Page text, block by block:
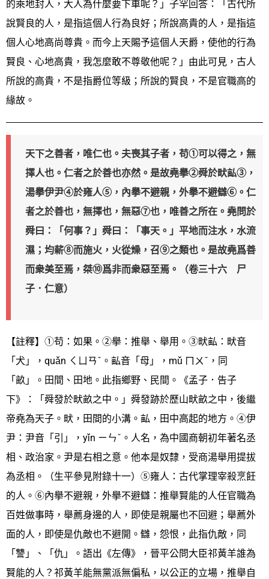
的乘地封人，大人為什麼要下車呢？」子罕回答：「古代所
說賢良的人，是指這個人行為良好；所說高貴的人，是指這
個人心地高尚尊貴。而今上天賜予這個人天爵，使他的行為
賢良、心地高貴，我怎麼敢不尊敬他呢？」由此可見，古人
所說的高貴，不是指爵位等級；所說的賢良，不是官職高的
緣故。
天下之善者，唯仁也。夫喪其子者，苟①可以得之，無
擇人也。仁者之於善也亦然。是故堯擧②舜於畎畆③，
湯擧伊尹④於雍人⑤，內擧不避親，外擧不避讎⑥。仁
者之於善也，無擇也，無惡⑦也，唯善之所在。堯問於
舜曰：「何事？」舜曰：「事天。」平地而注水，水流
濕；均薪⑧而施火，火從燥，召⑨之類也。是故堯爲善
而衆美至焉，桀⑩爲非而衆惡至焉。（卷三十六 尸
子．仁意）
【註釋】①苟：如果。②擧：推舉、舉用。③畎畆：畎音
「犬」，quǎn ㄑㄩㄢˇ。畆音「母」，mǔ ㄇㄨˇ，同
「畝」。田間、田地。此指鄉野、民間。《孟子．告子
下》：「舜發於畎畝之中。」舜發跡於歷山畎畝之中，後繼
帝堯為天子。畎，田間的小溝。畆，田中高起的地方。④伊
尹：尹音「引」，yǐn ㄧㄣˇ。人名，為中國商朝初年著名丞
相、政治家。尹是右相之意。他本是奴隸，受商湯舉用提拔
為丞相。（生平參見附錄十一）⑤雍人：古代掌理宰殺烹飪
的人。⑥內擧不避親，外擧不避讎：推舉賢能的人任官職為
百姓做事時，舉薦身邊的人，即使是親屬也不回避；舉薦外
面的人，即使是仇敵也不避開。讎，怨恨，此指仇敵，同
「讐」、「仇」。語出《左傳》，晉平公問大臣祁黃羊誰為
賢能的人？祁黃羊能無黨派無偏私，以公正的立場，推舉自